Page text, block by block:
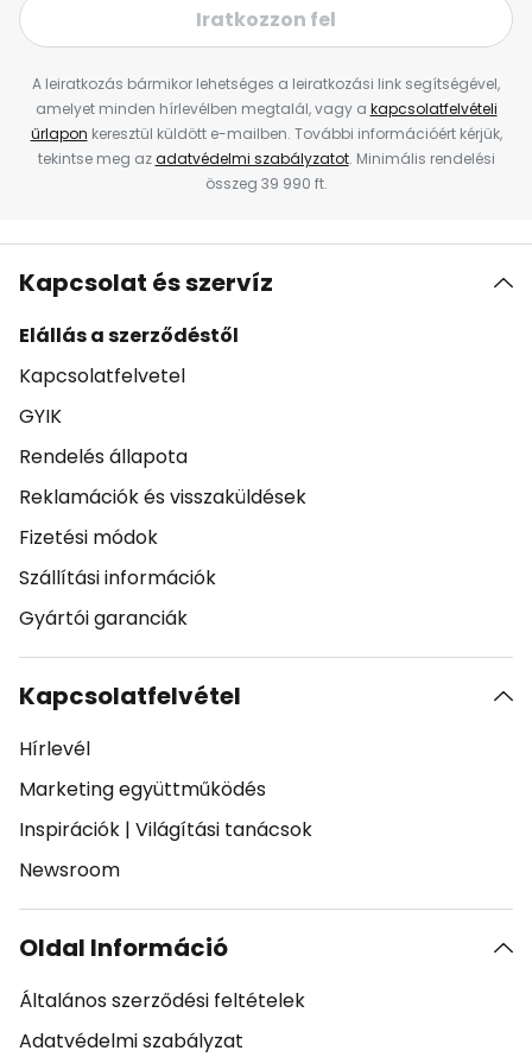
Iratkozzon fel
A leiratkozás bármikor lehetséges a leiratkozási link segítségével,
amelyet minden hírlevélben megtalál, vagy a kapcsolatfelvételi
űrlapon keresztül küldött e-mailben. További információért kérjük,
tekintse meg azadatvédelmi szabályzatot. Minimális rendelési
összeg 39 990 ft.
Kapcsolat és szervíz
Elállás a szerződéstől
Kapcsolatfelvetel
GYIK
Rendelés állapota
Reklamációk és visszaküldések
Fizetési módok
Szállítási információk
Gyártói garanciák
Kapcsolatfelvétel
Hírlevél
Marketing együttműködés
Inspirációk | Világítási tanácsok
Newsroom
Oldal Információ
Általános szerződési feltételek
Adatvédelmi szabályzat